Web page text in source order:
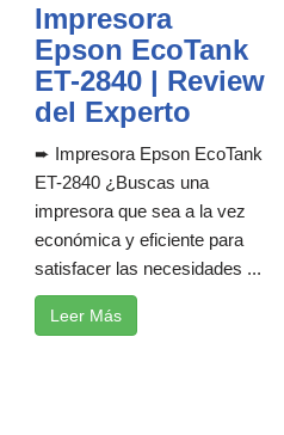
Impresora
Epson EcoTank
ET-2840 | Review
del Experto
➨ Impresora Epson EcoTank
ET-2840 ¿Buscas una
impresora que sea a la vez
económica y eficiente para
satisfacer las necesidades ...
Leer Más